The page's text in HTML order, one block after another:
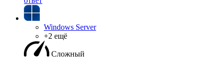
Windows Server
+2 ещё
Сложный